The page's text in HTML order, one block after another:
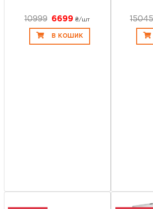
10999 6699₴/шт
В КОШИК
15045